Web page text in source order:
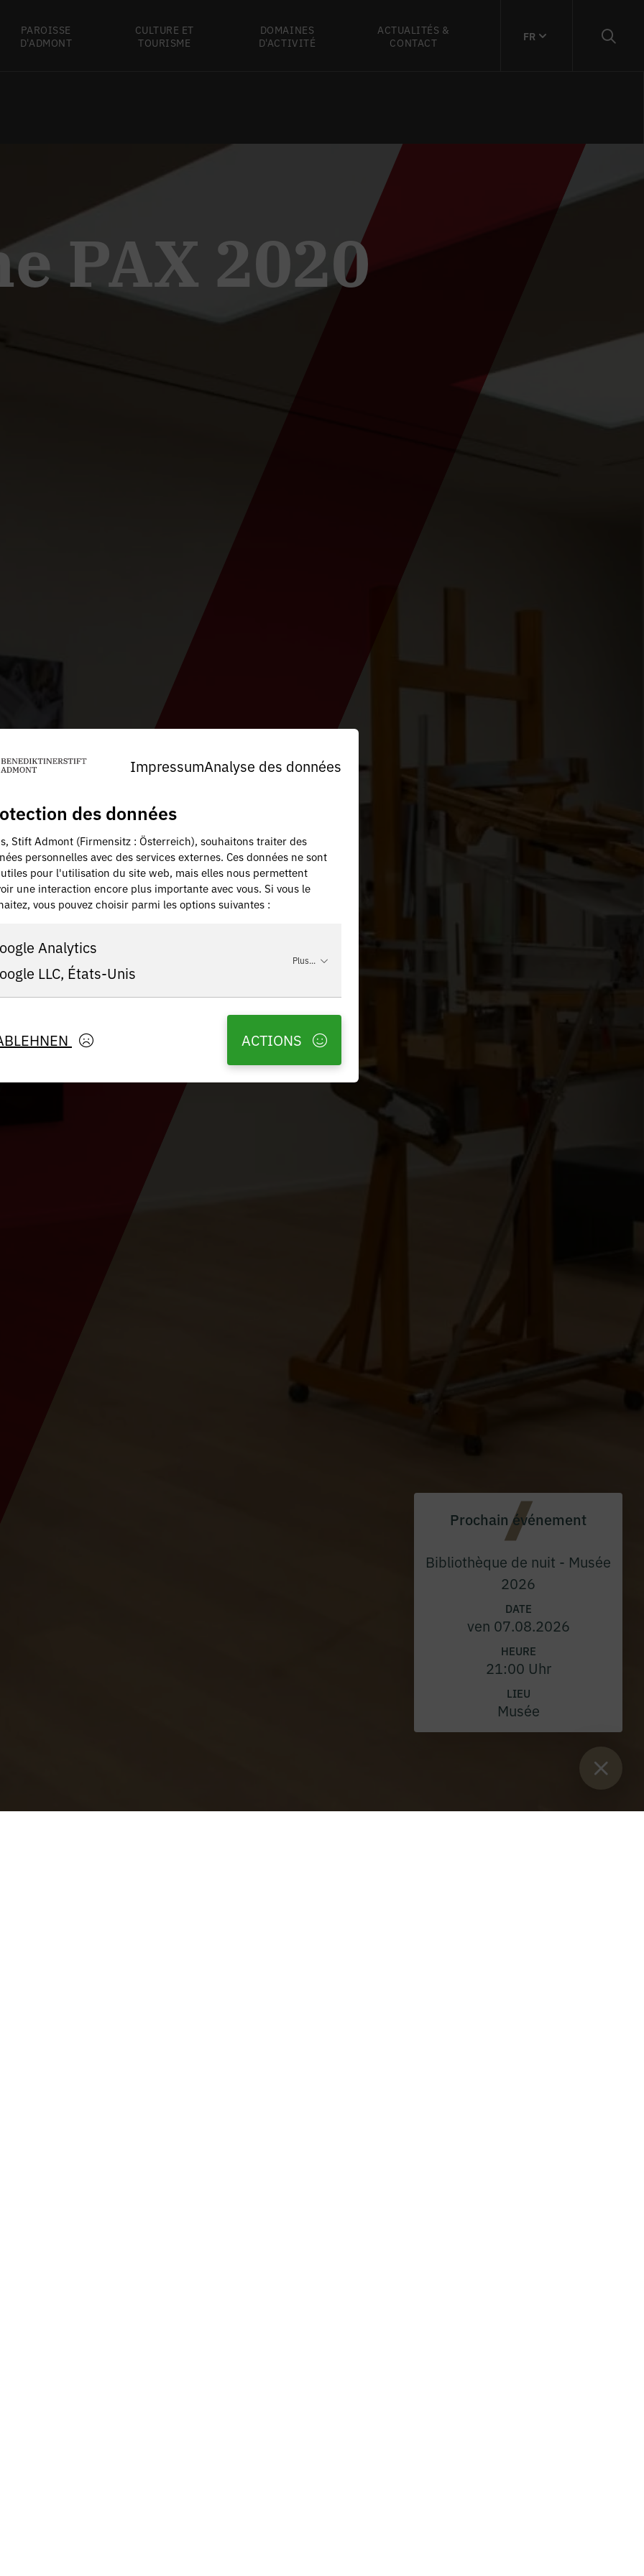
PAROISSE
D'ADMONT
CULTURE ET
TOURISME
DOMAINES
D'ACTIVITÉ
ACTUALITÉS &
CONTACT
FR
PAX 2020
Prochain événement
Bibliothèque de nuit - Musée
2026
DATE
ven 07.08.2026
HEURE
21:00 Uhr
LIEU
Musée
ImpressumAnalyse des données
des données
Stift Admont (Firmensitz : Österreich), souhaitons traiter des
personnelles avec des services externes. Ces données ne sont
pour l'utilisation du site web, mais elles nous permettent
une interaction encore plus importante avec vous. Si vous le
vous pouvez choisir parmi les options suivantes :
Analytics
LLC, États-Unis
Plus...
ACTIONS